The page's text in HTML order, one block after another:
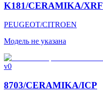
K181/CERAMIKA/XRF
PEUGEOT/CITROEN
Модель не указана
v0
8703/CERAMIKA/ICP